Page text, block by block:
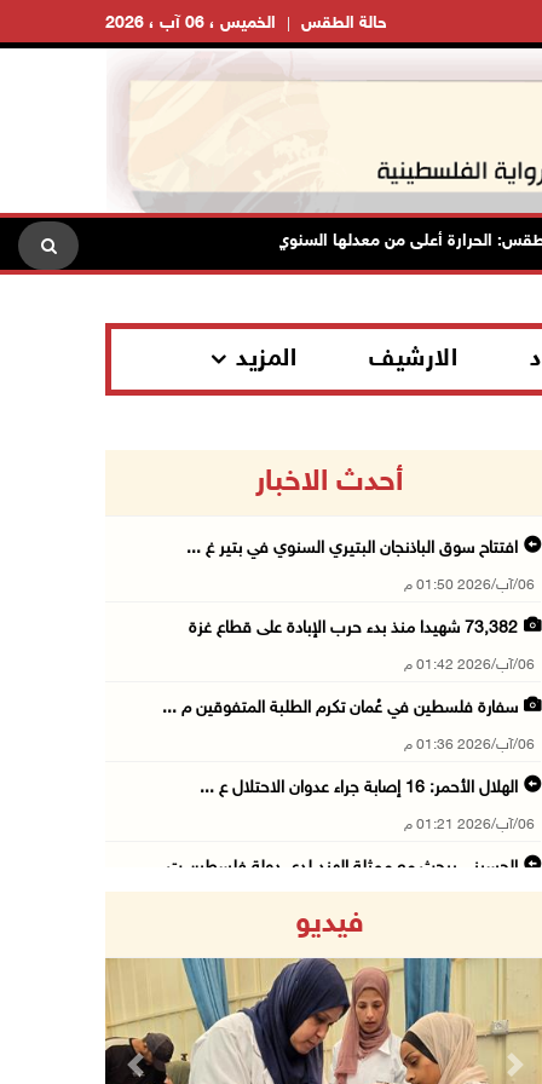
الخميس ، 06 آب ، 2026 حالة الطقس
أعلى من معدلها السنوي العام الاحتلال يقتحم
الارشيف المزيد
أحدث الاخبار
افتتاح سوق الباذنجان البتيري السنوي في بتير غ ...
06/آب/2026 01:50 م
73,382 شهيدا منذ بدء حرب الإبادة على قطاع غزة
06/آب/2026 01:42 م
سفارة فلسطين في عُمان تكرم الطلبة المتفوقين م ...
06/آب/2026 01:36 م
الهلال الأحمر: 16 إصابة جراء عدوان الاحتلال ع ...
06/آب/2026 01:21 م
الحسيني يبحث مع ممثلة الهند لدى دولة فلسطين ت ...
الاحتلال يجرف 4 دونمات في بتير غرب بيت لحم وي ...
06/آب/2026 12:43 م
فيديو
Previous Next